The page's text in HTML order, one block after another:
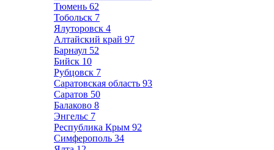
Тюмень 62
Тобольск 7
Ялуторовск 4
Алтайский край 97
Барнаул 52
Бийск 10
Рубцовск 7
Саратовская область 93
Саратов 50
Балаково 8
Энгельс 7
Республика Крым 92
Симферополь 34